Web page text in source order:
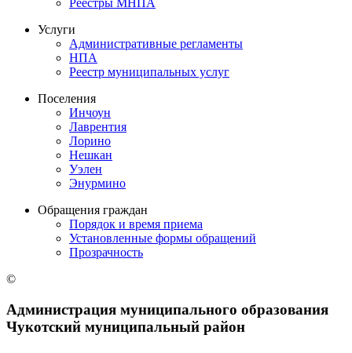
Услуги
Административные регламенты
НПА
Реестр муниципальных услуг
Поселения
Инчоун
Лаврентия
Лорино
Нешкан
Уэлен
Энурмино
Обращения граждан
Порядок и время приема
Установленные формы обращений
Прозрачность
©
Администрация муниципального образования
Чукотский муниципальный район